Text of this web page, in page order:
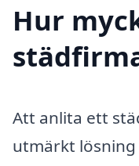
Hur
Att anlita ett
utmärkt